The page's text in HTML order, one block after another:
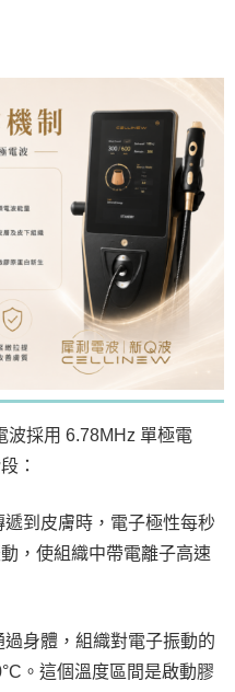
波採用 6.78MHz 單極電
：
到皮膚時，電子極性每秒
，使組織中帶電離子高速
過身體，組織對電子振動的
。這個溫度區間是啟動膠